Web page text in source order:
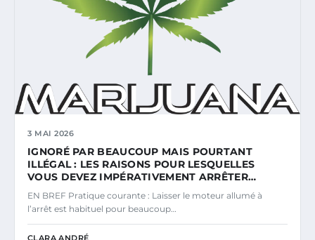
3 MAI 2026
IGNORÉ PAR BEAUCOUP MAIS POURTANT
ILLÉGAL : LES RAISONS POUR LESQUELLES
VOUS DEVEZ IMPÉRATIVEMENT ARRÊTER…
EN BREF Pratique courante : Laisser le moteur allumé à
l’arrêt est habituel pour beaucoup…